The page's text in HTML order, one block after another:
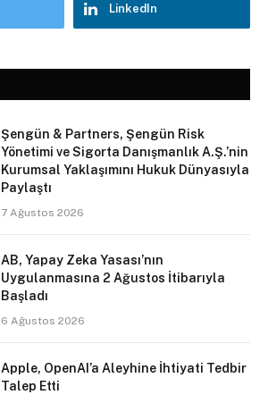
LinkedIn
Şengün & Partners, Şengün Risk
Yönetimi ve Sigorta Danışmanlık A.Ş.’nin
Kurumsal Yaklaşımını Hukuk Dünyasıyla
Paylaştı
7 Ağustos 2026
AB, Yapay Zeka Yasası’nın
Uygulanmasına 2 Ağustos İtibarıyla
Başladı
6 Ağustos 2026
Apple, OpenAI’a Aleyhine İhtiyati Tedbir
Talep Etti